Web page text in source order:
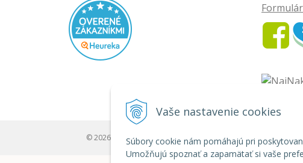
Vaše nastavenie cookies
Súbory cookie nám pomáhajú pri
Umožňujú spoznať a zapamätať si vaše
© 2026 Môj svet - rozličný tovar •tvorba eshopu cez